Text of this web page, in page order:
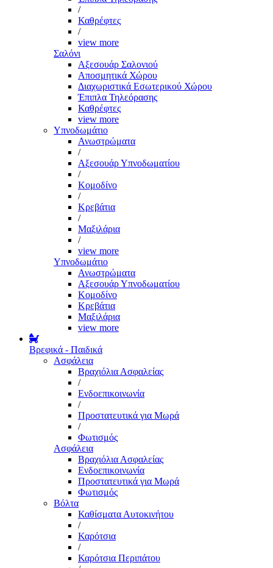
/
Καθρέφτες
/
view more
Σαλόνι
Αξεσουάρ Σαλονιού
Αποσμητικά Χώρου
Διαχωριστικά Εσωτερικού Χώρου
Έπιπλα Τηλεόρασης
Καθρέφτες
view more
Υπνοδωμάτιο
Ανωστρώματα
/
Αξεσουάρ Υπνοδωματίου
/
Κομοδίνο
/
Κρεβάτια
/
Μαξιλάρια
/
view more
Υπνοδωμάτιο
Ανωστρώματα
Αξεσουάρ Υπνοδωματίου
Κομοδίνο
Κρεβάτια
Μαξιλάρια
view more
Βρεφικά - Παιδικά
Ασφάλεια
Βραχιόλια Ασφαλείας
/
Ενδοεπικοινωνία
/
Προστατευτικά για Μωρά
/
Φωτισμός
Ασφάλεια
Βραχιόλια Ασφαλείας
Ενδοεπικοινωνία
Προστατευτικά για Μωρά
Φωτισμός
Βόλτα
Καθίσματα Αυτοκινήτου
/
Καρότσια
/
Καρότσια Περιπάτου